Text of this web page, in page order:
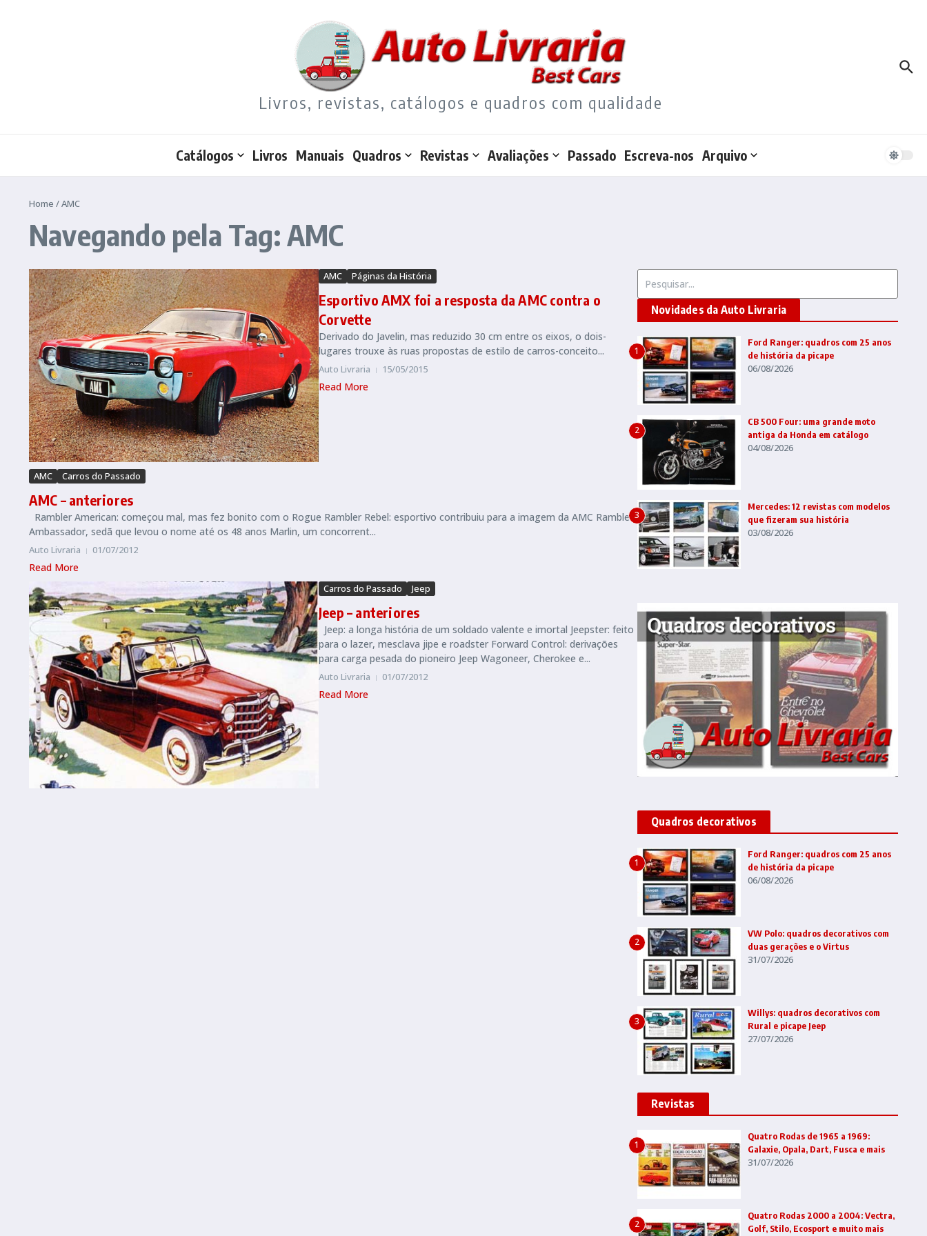
Livros, revistas, catálogos e quadros com qualidade
Catálogos Livros Manuais Quadros Revistas Avaliações Passado Escreva-nos Arquivo
Home /AMC
Navegando pela Tag: AMC
AMC Páginas da História
Esportivo AMX foi a resposta da AMC contra o
Corvette
Derivado do Javelin, mas reduzido 30 cm entre os eixos, o dois-
lugares trouxe às ruas propostas de estilo de carros-conceito...
Auto Livraria 15/05/2015
Read More
AMC Carros do Passado
AMC – anteriores
Rambler American: começou mal, mas fez bonito com o Rogue Rambler Rebel: esportivo contribuiu para a imagem da AMC Rambler
Ambassador, sedã que levou o nome até os 48 anos Marlin, um concorrent...
Auto Livraria 01/07/2012
Read More
Carros do Passado Jeep
Jeep – anteriores
Jeep: a longa história de um soldado valente e imortal Jeepster: feito
para o lazer, mesclava jipe e roadster Forward Control: derivações
para carga pesada do pioneiro Jeep Wagoneer, Cherokee e...
Auto Livraria 01/07/2012
Read More
Novidades da Auto Livraria
1
Ford Ranger: quadros com 25 anos
de história da picape
06/08/2026
2
CB 500 Four: uma grande moto
antiga da Honda em catálogo
04/08/2026
3
Mercedes: 12 revistas com modelos
que fizeram sua história
03/08/2026
Quadros decorativos
1
Ford Ranger: quadros com 25 anos
de história da picape
06/08/2026
2
VW Polo: quadros decorativos com
duas gerações e o Virtus
31/07/2026
3
Willys: quadros decorativos com
Rural e picape Jeep
27/07/2026
Revistas
1
Quatro Rodas de 1965 a 1969:
Galaxie, Opala, Dart, Fusca e mais
31/07/2026
2
Quatro Rodas 2000 a 2004: Vectra,
Golf, Stilo, Ecosport e muito mais